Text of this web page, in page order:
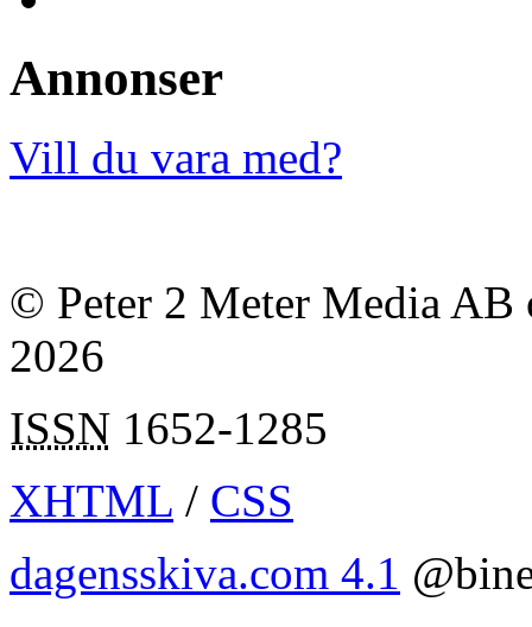
Annonser
© Peter 2 Meter Media AB
2026
ISSN1652-1285
XHTML/CSS